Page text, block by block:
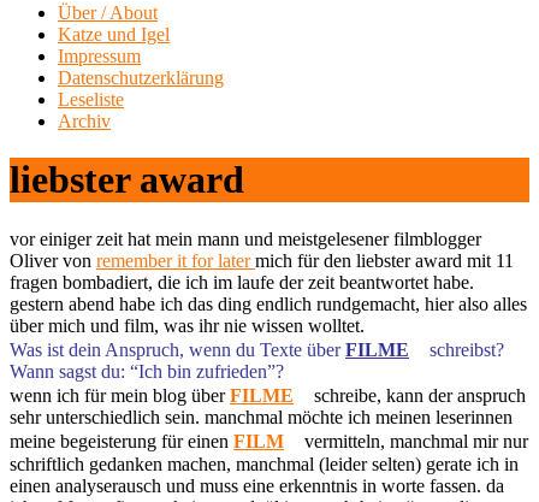
Über / About
Katze und Igel
Impressum
Datenschutzerklärung
Leseliste
Archiv
liebster award
vor einiger zeit hat mein mann und meistgelesener filmblogger
Oliver von remember it for latermich für den liebster award mit 11
fragen bombadiert, die ich im laufe der zeit beantwortet habe.
gestern abend habe ich das ding endlich rundgemacht, hier also alles
über mich und film, was ihr nie wissen wolltet.
Was ist dein Anspruch, wenn du Texte überFILME
schreibst?
Wann sagst du: “Ich bin zufrieden”?
wenn ich für mein blog überFILME
schreibe, kann der anspruch
sehr unterschiedlich sein. manchmal möchte ich meinen leserinnen
meine begeisterung für einen FILM
vermitteln, manchmal mir nur
schriftlich gedanken machen, manchmal (leider selten) gerate ich in
einen analyserausch und muss eine erkenntnis in worte fassen. da